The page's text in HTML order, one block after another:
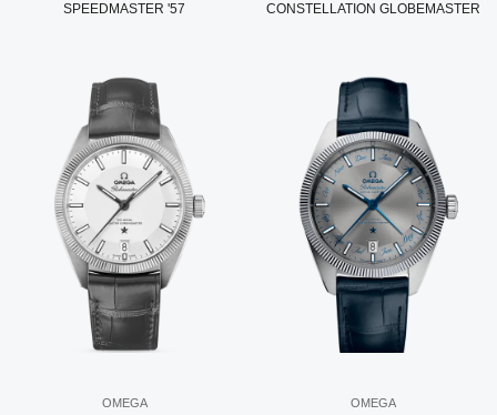
SPEEDMASTER '57 CONSTELLATION GLOBEMASTER
OMEGA OMEGA